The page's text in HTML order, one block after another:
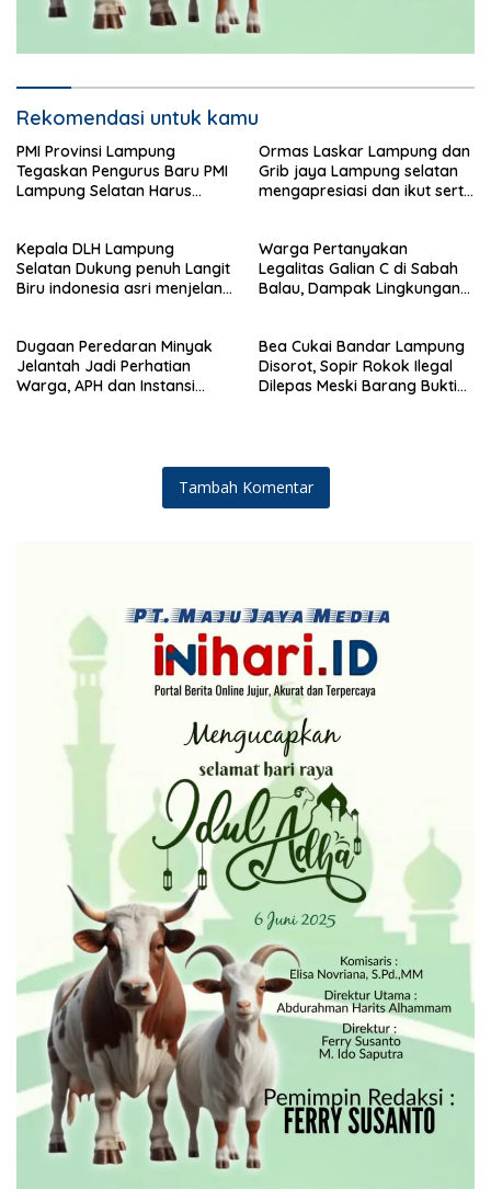
Rekomendasi untuk kamu
PMI Provinsi Lampung
Tegaskan Pengurus Baru PMI
Lampung Selatan Harus
Ormas Laskar Lampung dan
Grib jaya Lampung selatan
mengapresiasi dan ikut serta
(dewan pimpinan cabang)
Partai Demokrat Lampung
Selatan gelar aksi bersih-
Kepala DLH Lampung
Selatan Dukung penuh Langit
Biru indonesia asri menjelang
Warga Pertanyakan
Legalitas Galian C di Sabah
Balau, Dampak Lingkungan
Dugaan Peredaran Minyak
Jelantah Jadi Perhatian
Warga, APH dan Instansi
Bea Cukai Bandar Lampung
Disorot, Sopir Rokok Ilegal
Dilepas Meski Barang Bukti
Tambah Komentar